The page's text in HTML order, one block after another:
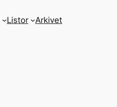
Listor Arkivet